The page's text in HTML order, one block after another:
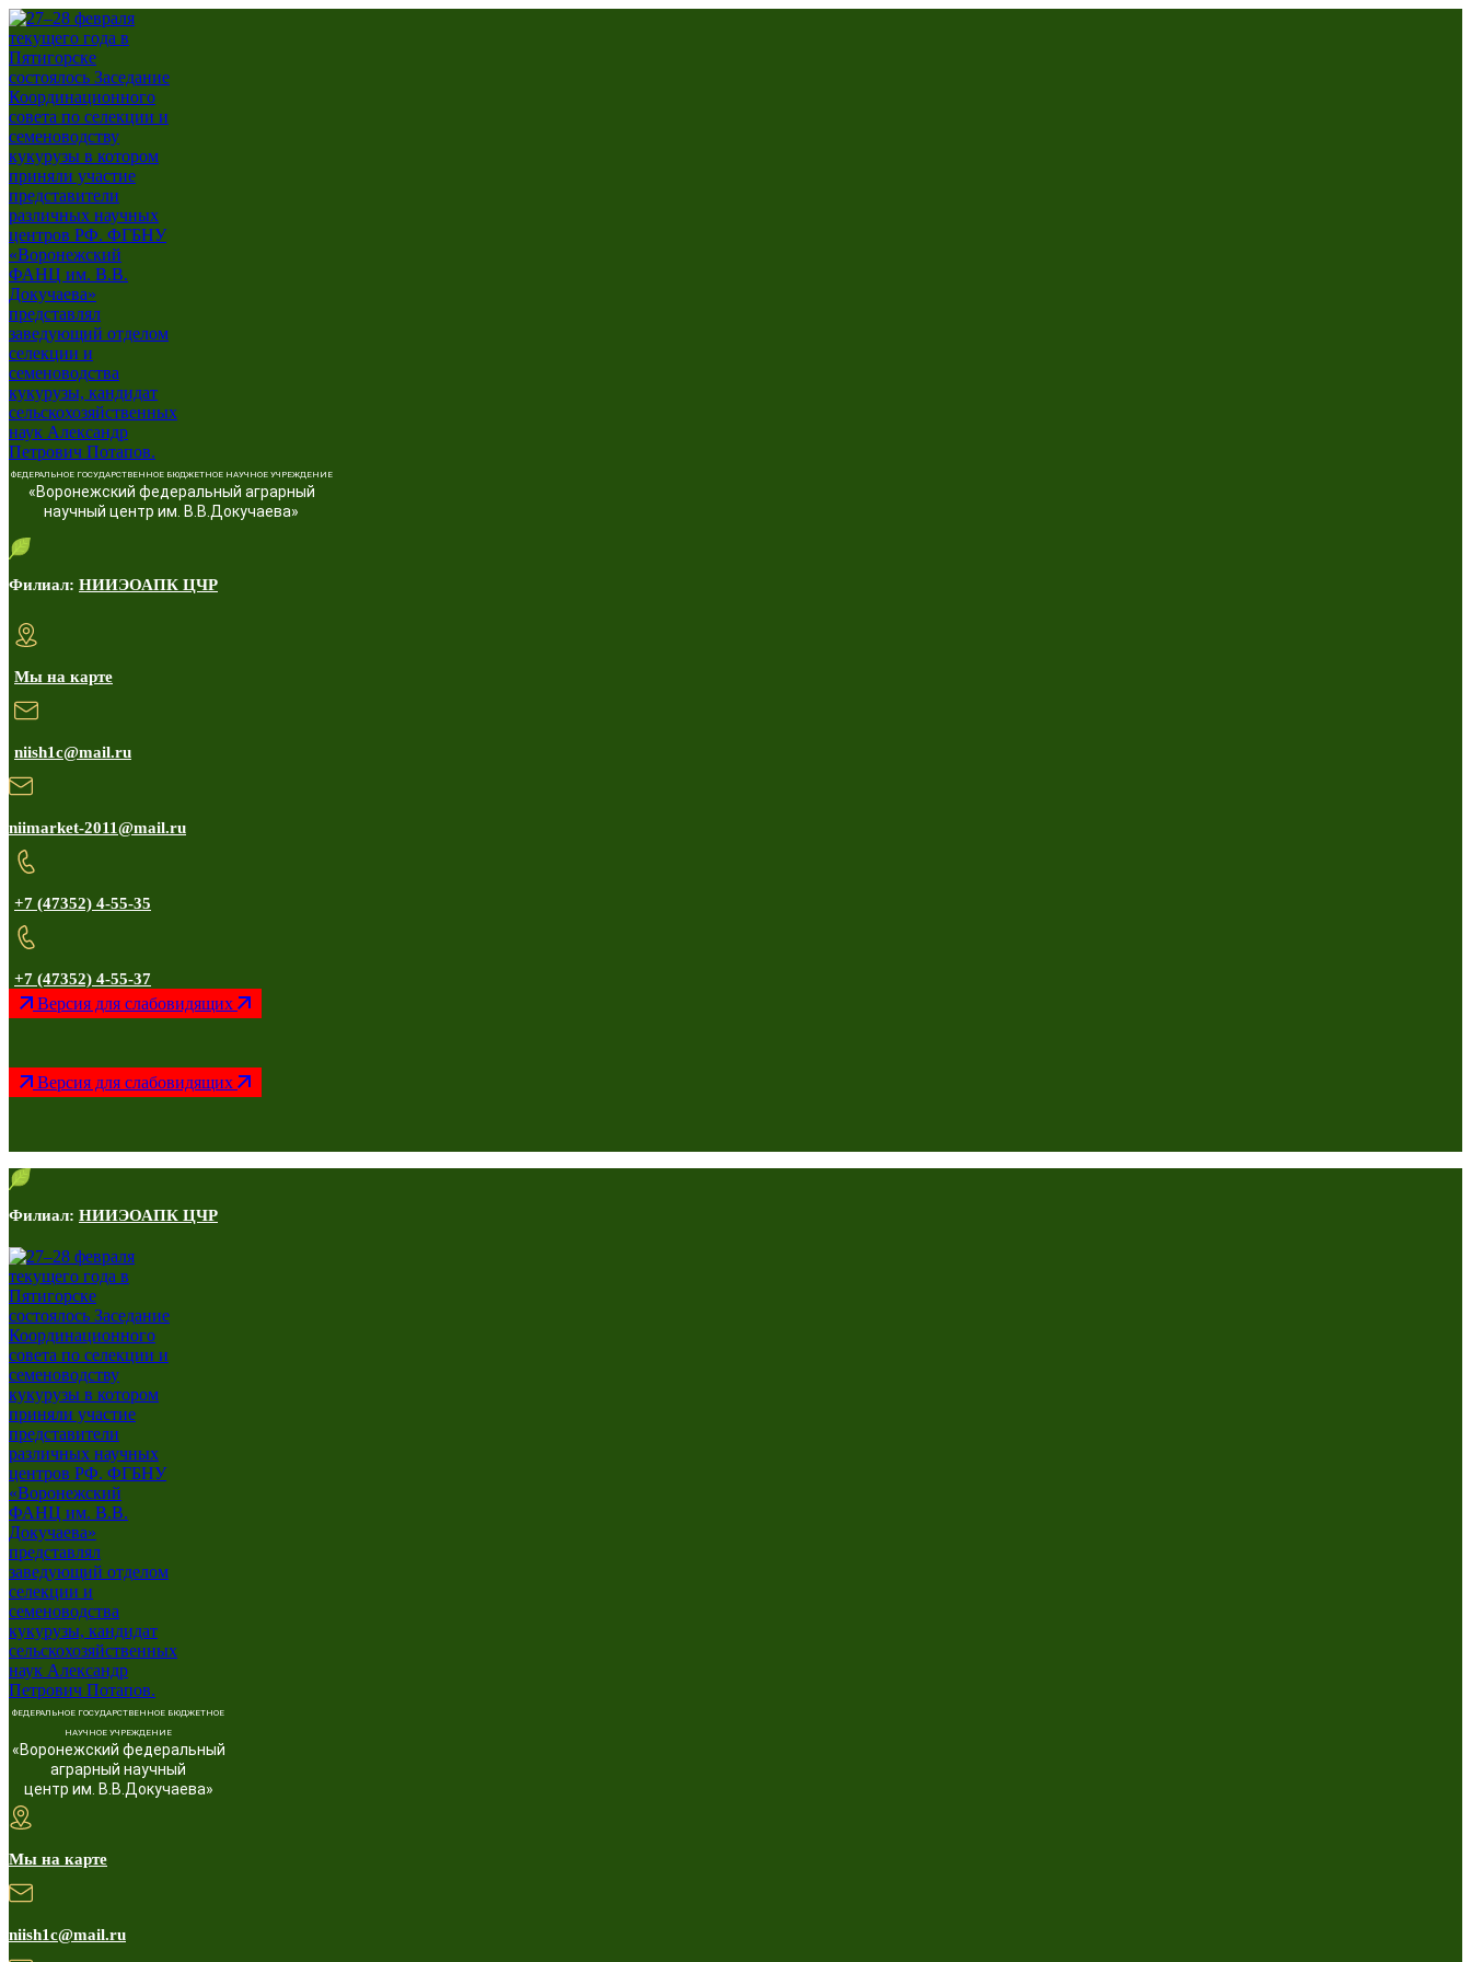
ФЕДЕРАЛЬНОЕ ГОСУДАРСТВЕННОЕ БЮДЖЕТНОЕ НАУЧНОЕ УЧРЕЖДЕНИЕ
«Воронежский федеральный аграрный
научный центр им. В.В.Докучаева»
Филиал: НИИЭОАПК ЦЧР
Мы на карте
niish1c@mail.ru
niimarket-2011@mail.ru
+7 (47352) 4-55-35
+7 (47352) 4-55-37
Версия для слабовидящих
Версия для слабовидящих
Филиал: НИИЭОАПК ЦЧР
ФЕДЕРАЛЬНОЕ ГОСУДАРСТВЕННОЕ БЮДЖЕТНОЕ
НАУЧНОЕ УЧРЕЖДЕНИЕ
«Воронежский федеральный
аграрный научный
центр им. В.В.Докучаева»
Мы на карте
niish1c@mail.ru